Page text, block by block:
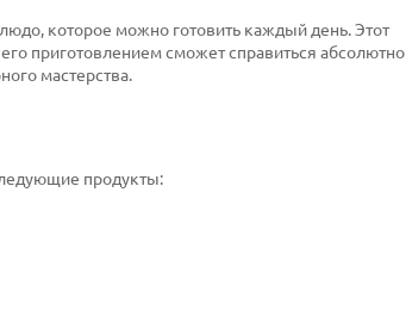
которое можно готовить каждый день. Этот
приготовлением сможет справиться абсолютно
мастерства.
продукты: